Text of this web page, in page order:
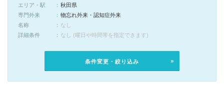
エリア・駅
秋田県
専門外来
物忘れ外来・認知症外来
名称
なし
詳細条件
なし (曜日や時間帯を指定できます)
条件変更・絞り込み